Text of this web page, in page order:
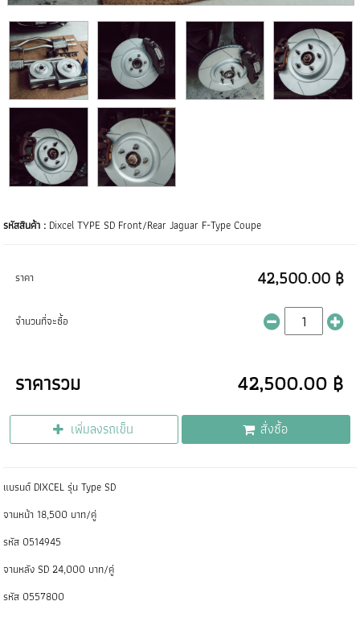
รหัสสินค้า : Dixcel TYPE SD Front/Rear Jaguar F-Type Coupe
ราคา 42,500.00 ฿
จำนวนที่จะซื้อ
ราคารวม 42,500.00 ฿
เพิ่มลงรถเข็น สั่งซื้อ
แบรนด์ DIXCEL รุ่น Type SD
จานหน้า 18,500 บาท/คู่
รหัส 0514945
จานหลัง SD 24,000 บาท/คู่
รหัส 0557800